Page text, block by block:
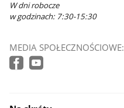
W dni robocze
w godzinach: 7:30-15:30
MEDIA SPOŁECZNOŚCIOWE: